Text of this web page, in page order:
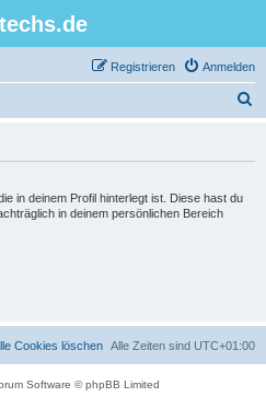
Anmelden
Registrieren
in deinem Profil hinterlegt ist. Diese hast du
in deinem persönlichen Bereich
Alle Zeiten sind UTC+01:00
Cookies löschen
Software © phpBB Limited